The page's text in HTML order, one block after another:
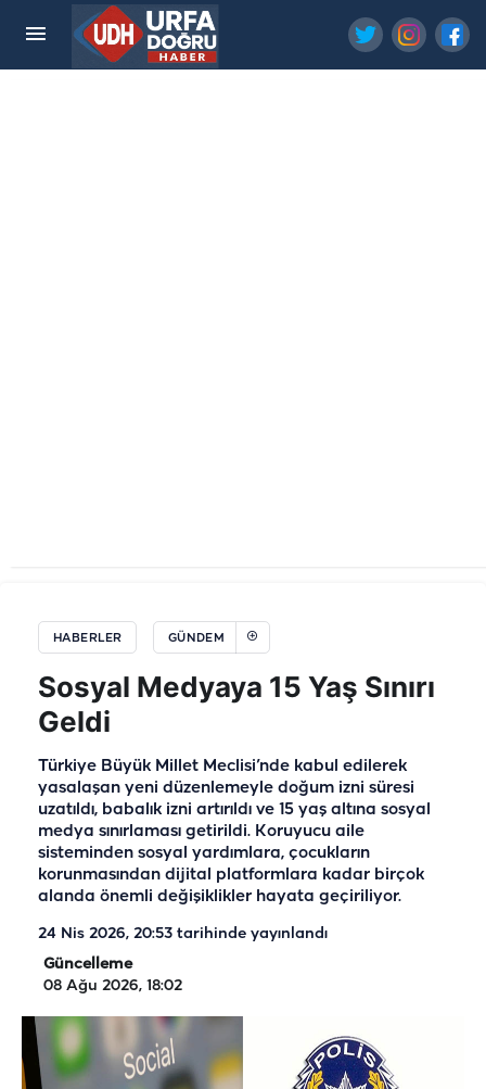
HABERLER GÜNDEM
Sosyal Medyaya 15 Yaş Sınırı
Geldi
Türkiye Büyük Millet Meclisi’nde kabul edilerek
yasalaşan yeni düzenlemeyle doğum izni süresi
uzatıldı, babalık izni artırıldı ve 15 yaş altına sosyal
medya sınırlaması getirildi. Koruyucu aile
sisteminden sosyal yardımlara, çocukların
korunmasından dijital platformlara kadar birçok
alanda önemli değişiklikler hayata geçiriliyor.
24 Nis 2026, 20:53 tarihinde yayınlandı
Güncelleme
08 Ağu 2026, 18:02
Şanlıurfa Büyükşehir'den Kırsala Asfalt Hamlesi!